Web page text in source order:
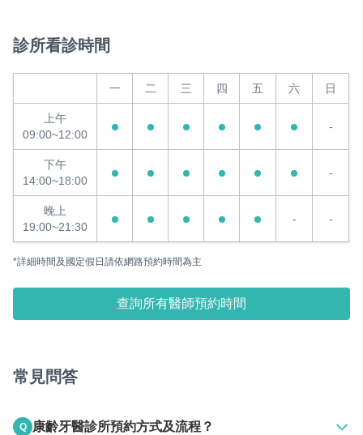
診所看診時間
一 二 三 四 五 六 日
上午
09:00~12:00
-
下午
14:00~18:00
-
晚上
19:00~21:30
- -
*詳細時間及國定假日請依網路預約時間為主
查詢所有醫師預約時間
常見問答
Q 康齡牙醫診所預約方式及流程？